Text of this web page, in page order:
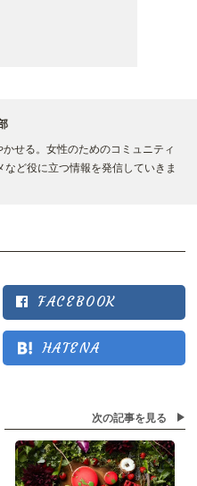
かせる。女性のためのコミュニティ
ど役に立つ情報を発信していきま
FACEBOOK
HATENA
次の記事を見る